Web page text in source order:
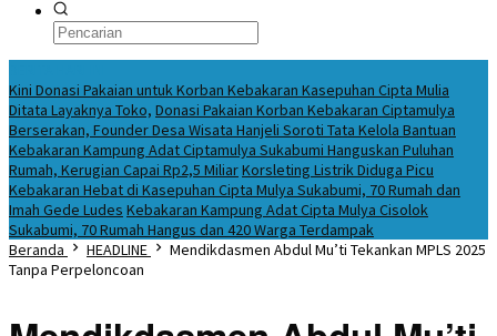
Kini Donasi Pakaian untuk Korban Kebakaran Kasepuhan Cipta Mulia
Ditata Layaknya Toko, Donasi Pakaian Korban Kebakaran Ciptamulya
Berserakan, Founder Desa Wisata Hanjeli Soroti Tata Kelola Bantuan
Kebakaran Kampung Adat Ciptamulya Sukabumi Hanguskan Puluhan
Rumah, Kerugian Capai Rp2,5 MiliarKorsleting Listrik Diduga Picu
Kebakaran Hebat di Kasepuhan Cipta Mulya Sukabumi, 70 Rumah dan
Imah Gede Ludes Kebakaran Kampung Adat Cipta Mulya Cisolok
Sukabumi, 70 Rumah Hangus dan 420 Warga Terdampak
Beranda
HEADLINE
Mendikdasmen Abdul Mu’ti Tekankan MPLS 2025
Tanpa Perpeloncoan